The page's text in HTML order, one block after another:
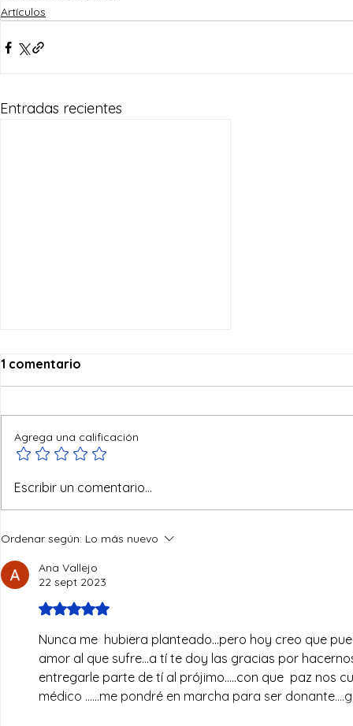
Artículos
Entradas recientes
Reyes del mundo
1 comentario
Agrega una calificación
Escribir un comentario...
Ordenar según: Lo más nuevo
Ana Vallejo
22 sept 2023
Obtuvo 5 de 5 estrellas.
Nunca me  hubiera planteado...pero hoy creo que
amor al que sufre...a tí te doy las gracias por
entregarle parte de tí al prójimo.....con que  paz nos
médico ......me pondré en marcha para ser